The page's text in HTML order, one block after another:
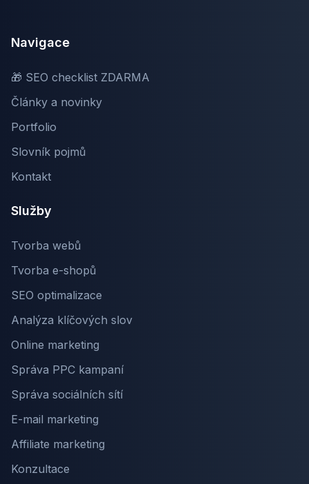
Navigace
🎁 SEO checklist ZDARMA
Články a novinky
Portfolio
Slovník pojmů
Kontakt
Služby
Tvorba webů
Tvorba e-shopů
SEO optimalizace
Analýza klíčových slov
Online marketing
Správa PPC kampaní
Správa sociálních sítí
E-mail marketing
Affiliate marketing
Konzultace